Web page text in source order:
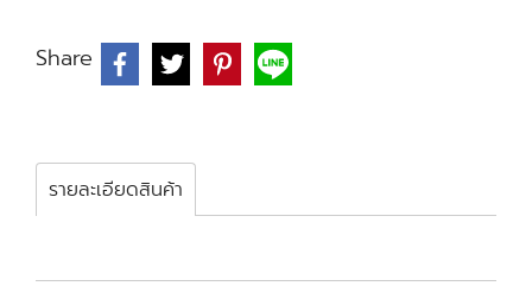
Share
รายละเอียดสินค้า